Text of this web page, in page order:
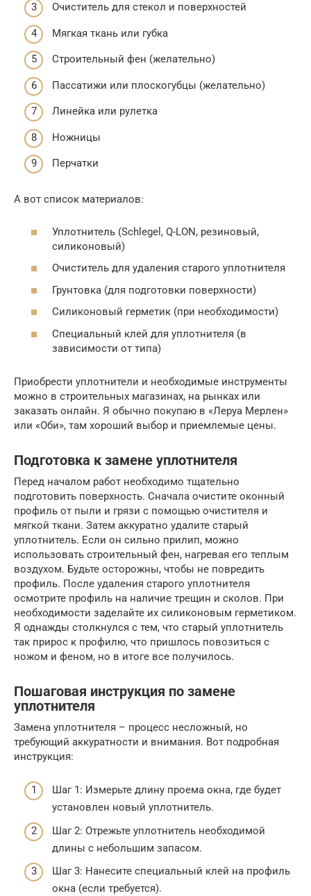
Очиститель для стекол и поверхностей
Мягкая ткань или губка
Строительный фен (желательно)
Пассатижи или плоскогубцы (желательно)
Линейка или рулетка
Ножницы
Перчатки
А вот список материалов:
Уплотнитель (Schlegel, Q-LON, резиновый,
силиконовый)
Очиститель для удаления старого уплотнителя
Грунтовка (для подготовки поверхности)
Силиконовый герметик (при необходимости)
Специальный клей для уплотнителя (в
зависимости от типа)
Приобрести уплотнители и необходимые инструменты
можно в строительных магазинах, на рынках или
заказать онлайн. Я обычно покупаю в «Леруа Мерлен»
или «Оби», там хороший выбор и приемлемые цены.
Подготовка к замене уплотнителя
Перед началом работ необходимо тщательно
подготовить поверхность. Сначала очистите оконный
профиль от пыли и грязи с помощью очистителя и
мягкой ткани. Затем аккуратно удалите старый
уплотнитель. Если он сильно прилип, можно
использовать строительный фен, нагревая его теплым
воздухом. Будьте осторожны, чтобы не повредить
профиль. После удаления старого уплотнителя
осмотрите профиль на наличие трещин и сколов. При
необходимости заделайте их силиконовым герметиком.
Я однажды столкнулся с тем, что старый уплотнитель
так прирос к профилю, что пришлось повозиться с
ножом и феном, но в итоге все получилось.
Пошаговая инструкция по замене
уплотнителя
Замена уплотнителя – процесс несложный, но
требующий аккуратности и внимания. Вот подробная
инструкция:
Шаг 1: Измерьте длину проема окна, где будет
установлен новый уплотнитель.
Шаг 2: Отрежьте уплотнитель необходимой
длины с небольшим запасом.
Шаг 3: Нанесите специальный клей на профиль
окна (если требуется).